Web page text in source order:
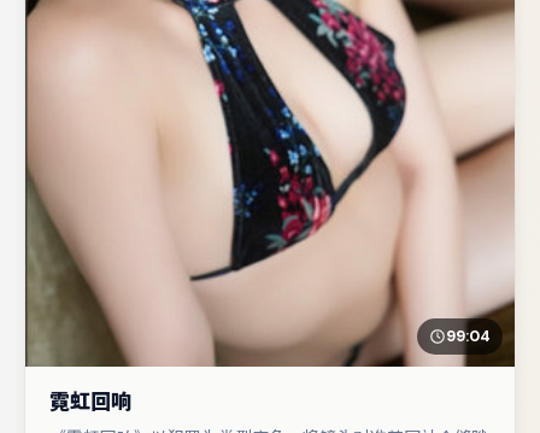
99:04
霓虹回响